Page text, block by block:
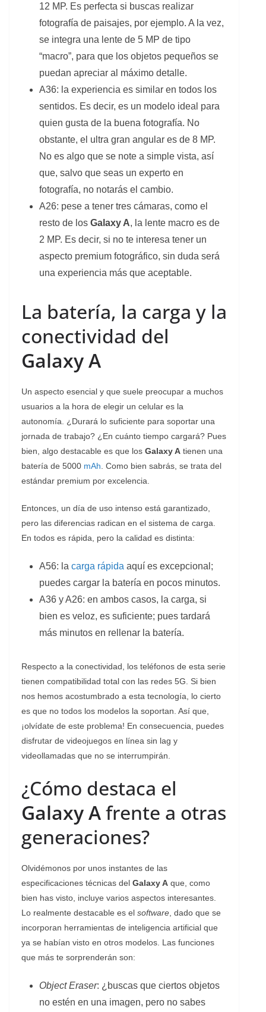
12 MP. Es perfecta si buscas realizar
fotografía de paisajes, por ejemplo. A la vez,
se integra una lente de 5 MP de tipo
“macro”, para que los objetos pequeños se
puedan apreciar al máximo detalle.
A36: la experiencia es similar en todos los
sentidos. Es decir, es un modelo ideal para
quien gusta de la buena fotografía. No
obstante, el ultra gran angular es de 8 MP.
No es algo que se note a simple vista, así
que, salvo que seas un experto en
fotografía, no notarás el cambio.
A26: pese a tener tres cámaras, como el
resto de los Galaxy A, la lente macro es de
2 MP. Es decir, si no te interesa tener un
aspecto premium fotográfico, sin duda será
una experiencia más que aceptable.
La batería, la carga y la
conectividad del
Galaxy A
Un aspecto esencial y que suele preocupar a muchos
usuarios a la hora de elegir un celular es la
autonomía. ¿Durará lo suficiente para soportar una
jornada de trabajo? ¿En cuánto tiempo cargará? Pues
bien, algo destacable es que los Galaxy A tienen una
batería de 5000 mAh . Como bien sabrás, se trata del
estándar premium por excelencia.
Entonces, un día de uso intenso está garantizado,
pero las diferencias radican en el sistema de carga.
En todos es rápida, pero la calidad es distinta:
A56: la carga rápida aquí es excepcional;
puedes cargar la batería en pocos minutos.
A36 y A26: en ambos casos, la carga, si
bien es veloz, es suficiente; pues tardará
más minutos en rellenar la batería.
Respecto a la conectividad, los teléfonos de esta serie
tienen compatibilidad total con las redes 5G. Si bien
nos hemos acostumbrado a esta tecnología, lo cierto
es que no todos los modelos la soportan. Así que,
¡olvídate de este problema! En consecuencia, puedes
disfrutar de videojuegos en línea sin lag y
videollamadas que no se interrumpirán.
¿Cómo destaca el
Galaxy Afrente a otras
generaciones?
Olvidémonos por unos instantes de las
especificaciones técnicas del Galaxy A que, como
bien has visto, incluye varios aspectos interesantes.
Lo realmente destacable es el software , dado que se
incorporan herramientas de inteligencia artificial que
ya se habían visto en otros modelos. Las funciones
que más te sorprenderán son:
Object Eraser: ¿buscas que ciertos objetos
no estén en una imagen, pero no sabes